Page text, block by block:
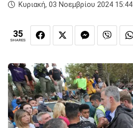
Κυριακή, 03 Νοεμβρίου 2024 15:44
35
SHARES